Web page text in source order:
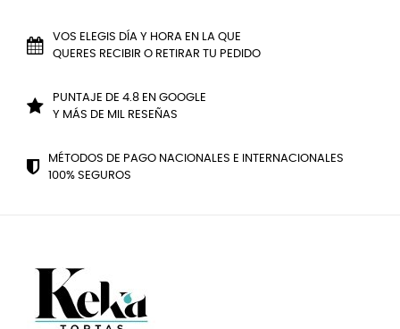
VOS ELEGIS DÍA Y HORA EN LA QUE
QUERES RECIBIR O RETIRAR TU PEDIDO
PUNTAJE DE 4.8 EN GOOGLE
Y MÁS DE MIL RESEÑAS
MÉTODOS DE PAGO NACIONALES E INTERNACIONALES
100% SEGUROS